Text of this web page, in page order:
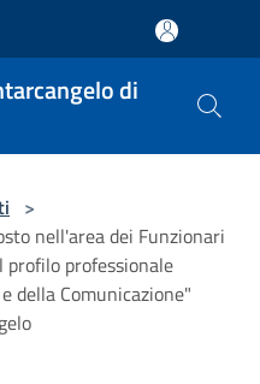
di
>
nell'area dei Funzionari
professionale
della Comunicazione"